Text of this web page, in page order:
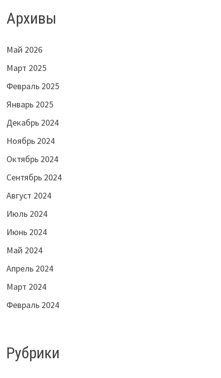
Архивы
Май 2026
Март 2025
Февраль 2025
Январь 2025
Декабрь 2024
Ноябрь 2024
Октябрь 2024
Сентябрь 2024
Август 2024
Июль 2024
Июнь 2024
Май 2024
Апрель 2024
Март 2024
Февраль 2024
Рубрики